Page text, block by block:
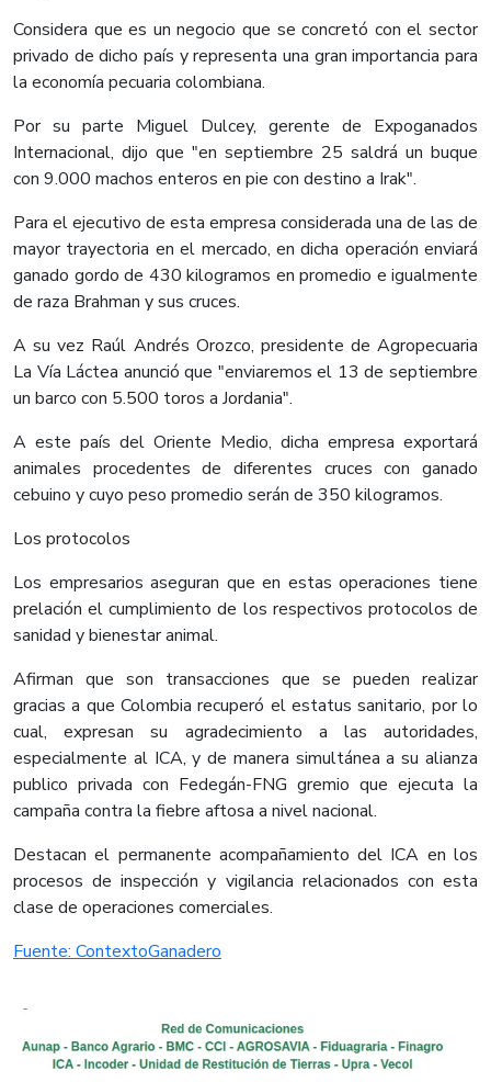
Considera que es un negocio que se concretó con el sector
privado de dicho país y representa una gran importancia para
la economía pecuaria colombiana.
Por su parte Miguel Dulcey, gerente de Expoganados
Internacional, dijo que "en septiembre 25 saldrá un buque
con 9.000 machos enteros en pie con destino a Irak".
Para el ejecutivo de esta empresa considerada una de las de
mayor trayectoria en el mercado, en dicha operación enviará
ganado gordo de 430 kilogramos en promedio e igualmente
de raza Brahman y sus cruces.
A su vez Raúl Andrés Orozco, presidente de Agropecuaria
La Vía Láctea anunció que "enviaremos el 13 de septiembre
un barco con 5.500 toros a Jordania".
A este país del Oriente Medio, dicha empresa exportará
animales procedentes de diferentes cruces con ganado
cebuino y cuyo peso promedio serán de 350 kilogramos.
Los protocolos
Los empresarios aseguran que en estas operaciones tiene
prelación el cumplimiento de los respectivos protocolos de
sanidad y bienestar animal.
Afirman que son transacciones que se pueden realizar
gracias a que Colombia recuperó el estatus sanitario, por lo
cual, expresan su agradecimiento a las autoridades,
especialmente al ICA, y de manera simultánea a su alianza
publico privada con Fedegán-FNG gremio que ejecuta la
campaña contra la fiebre aftosa a nivel nacional.
Destacan el permanente acompañamiento del ICA en los
procesos de inspección y vigilancia relacionados con esta
clase de operaciones comerciales.
​Fuente: ContextoGanadero